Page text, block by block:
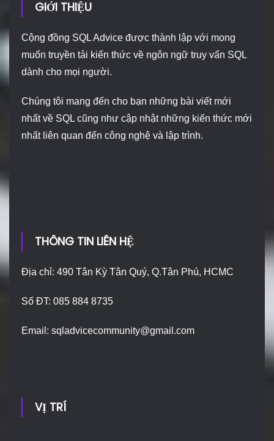
GIỚI THIỆU
Cộng đồng SQL Advice được thành lập với mong
muốn truyền tải kiến thức về ngôn ngữ truy vấn SQL
dành cho mọi người.
Chúng tôi mang đến cho bạn những bài viết mới
nhất về SQL cũng như cập nhật những kiến thức mới
nhất liên quan đến công nghệ và lập trình.
THÔNG TIN LIÊN HỆ
Địa chỉ: 490 Tân Kỳ Tân Quý, Q.Tân Phú, HCMC
Số ĐT: 085 884 8735
Email:sqladvicecommunity@gmail.com
VỊ TRÍ